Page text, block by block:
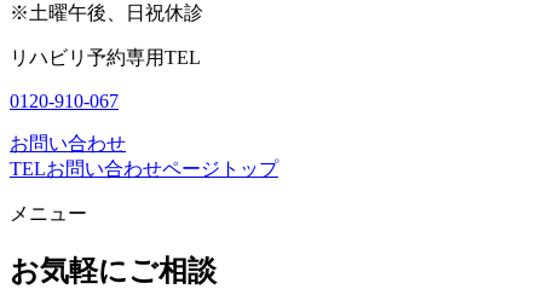
※土曜午後、日祝休診
リハビリ予約専用TEL
0120-910-067
お問い合わせ
TELお問い合わせページトップ
メニュー
お気軽にご相談